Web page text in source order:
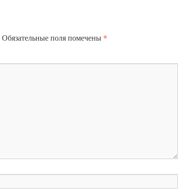
Обязательные поля помечены *